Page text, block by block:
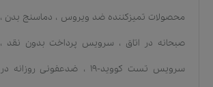
محصولات تمیزکننده ضد ویروس ، دماسنج بدن ،
صبحانه در اتاق ، سرویس پرداخت بدون نقد ،
سرویس تست کووید-۱۹
، ضدعفونی روزانه در